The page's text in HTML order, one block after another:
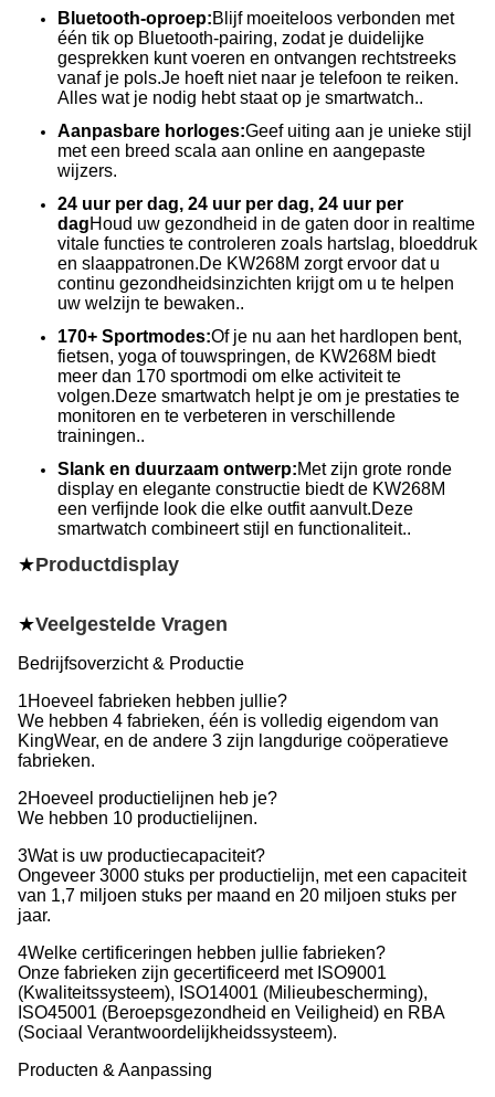
Bluetooth-oproep:Blijf moeiteloos verbonden met
één tik op Bluetooth-pairing, zodat je duidelijke
gesprekken kunt voeren en ontvangen rechtstreeks
vanaf je pols.Je hoeft niet naar je telefoon te reiken.
Alles wat je nodig hebt staat op je smartwatch..
Aanpasbare horloges:Geef uiting aan je unieke stijl
met een breed scala aan online en aangepaste
wijzers.
24 uur per dag, 24 uur per dag, 24 uur per
dagHoud uw gezondheid in de gaten door in realtime
vitale functies te controleren zoals hartslag, bloeddruk
en slaappatronen.De KW268M zorgt ervoor dat u
continu gezondheidsinzichten krijgt om u te helpen
uw welzijn te bewaken..
170+ Sportmodes:Of je nu aan het hardlopen bent,
fietsen, yoga of touwspringen, de KW268M biedt
meer dan 170 sportmodi om elke activiteit te
volgen.Deze smartwatch helpt je om je prestaties te
monitoren en te verbeteren in verschillende
trainingen..
Slank en duurzaam ontwerp:Met zijn grote ronde
display en elegante constructie biedt de KW268M
een verfijnde look die elke outfit aanvult.Deze
smartwatch combineert stijl en functionaliteit..
★Productdisplay
★Veelgestelde Vragen
Bedrijfsoverzicht & Productie
1Hoeveel fabrieken hebben jullie?
We hebben 4 fabrieken, één is volledig eigendom van
KingWear, en de andere 3 zijn langdurige coöperatieve
fabrieken.
2Hoeveel productielijnen heb je?
We hebben 10 productielijnen.
3Wat is uw productiecapaciteit?
Ongeveer 3000 stuks per productielijn, met een capaciteit
van 1,7 miljoen stuks per maand en 20 miljoen stuks per
jaar.
4Welke certificeringen hebben jullie fabrieken?
Onze fabrieken zijn gecertificeerd met ISO9001
(Kwaliteitssysteem), ISO14001 (Milieubescherming),
ISO45001 (Beroepsgezondheid en Veiligheid) en RBA
(Sociaal Verantwoordelijkheidssysteem).
Producten & Aanpassing